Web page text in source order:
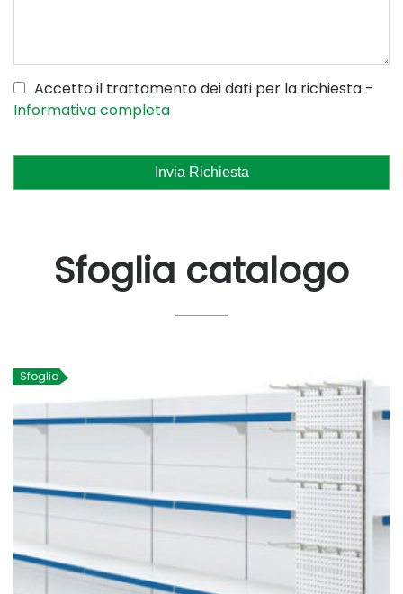
Accetto il trattamento dei dati per la richiesta -
Informativa completa
Invia Richiesta
Sfoglia catalogo
Sfoglia